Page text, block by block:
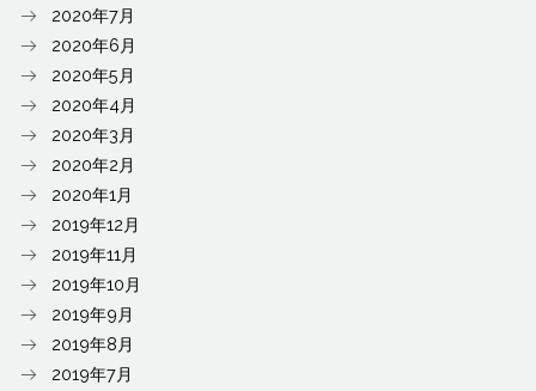
2020年7月
2020年6月
2020年5月
2020年4月
2020年3月
2020年2月
2020年1月
2019年12月
2019年11月
2019年10月
2019年9月
2019年8月
2019年7月